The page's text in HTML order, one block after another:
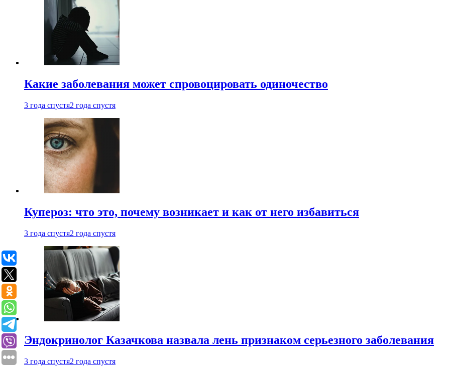
Какие заболевания может спровоцировать одиночество
3 года спустя2 года спустя
Купероз: что это, почему возникает и как от него избавиться
3 года спустя2 года спустя
Эндокринолог Казачкова назвала лень признаком серьезного заболевания
3 года спустя2 года спустя